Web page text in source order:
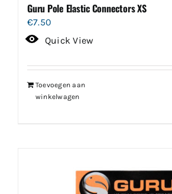
Guru Pole Elastic Connectors XS
€7.50
Quick View
Toevoegen aan
winkelwagen